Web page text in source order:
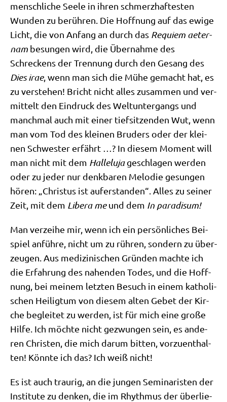
mensch­li­che See­le in ihren schmerz­haf­te­sten
Wun­den zu berüh­ren. Die Hoff­nung auf das ewi­ge
Licht, die von Anfang an durch das Requi­em aeter­
nam besun­gen wird, die Über­nah­me des
Schreckens der Tren­nung durch den Gesang des
Dies irae, wenn man sich die Mühe gemacht hat, es
zu ver­ste­hen! Bricht nicht alles zusam­men und ver­
mit­telt den Ein­druck des Welt­un­ter­gangs und
manch­mal auch mit einer tief­sit­zen­den Wut, wenn
man vom Tod des klei­nen Bru­ders oder der klei­
nen Schwe­ster erfährt …? In die­sem Moment will
man nicht mit dem Hal­le­lu­jageschla­gen wer­den
oder zu jeder nur denk­ba­ren Melo­die gesun­gen
hören: „Chri­stus ist auf­er­stan­den“. Alles zu sei­ner
Zeit, mit dem Libe­ra meund dem In para­di­sum!
Man ver­zei­he mir, wenn ich ein per­sön­li­ches Bei­
spiel anfüh­re, nicht um zu rüh­ren, son­dern zu über­
zeu­gen. Aus medi­zi­ni­schen Grün­den mach­te ich
die Erfah­rung des nahen­den Todes, und die Hoff­
nung, bei mei­nem letz­ten Besuch in einem katho­li­
schen Hei­lig­tum von die­sem alten Gebet der Kir­
che beglei­tet zu wer­den, ist für mich eine gro­ße
Hil­fe. Ich möch­te nicht gezwun­gen sein, es ande­
ren Chri­sten, die mich dar­um bit­ten, vor­zu­ent­hal­
ten! Könn­te ich das? Ich weiß nicht!
Es ist auch trau­rig, an die jun­gen Semi­na­ri­sten der
Insti­tu­te zu den­ken, die im Rhyth­mus der über­lie­